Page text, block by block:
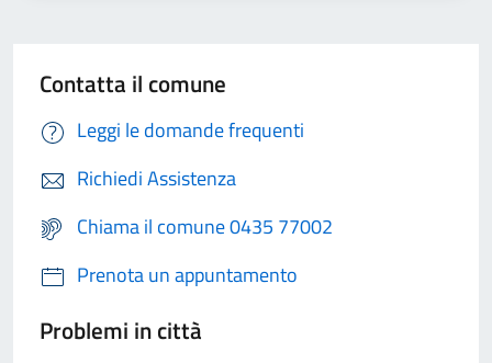
Contatta il comune
Leggi le domande frequenti
Richiedi Assistenza
Chiama il comune 0435 77002
Prenota un appuntamento
Problemi in città